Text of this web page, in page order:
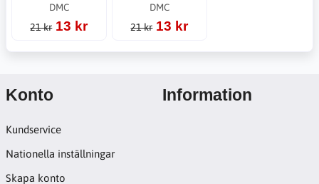
DMC
21 kr 13 kr
DMC
21 kr 13 kr
Konto
Kundservice
Nationella inställningar
Skapa konto
Information